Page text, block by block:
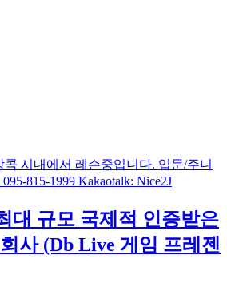
시내에서 레슨중입니다. 입문/주니
815-1999 Kakaotalk: Nice2J
대 규모 국제적 인증받은
사 (Db Live 게임 프레젠